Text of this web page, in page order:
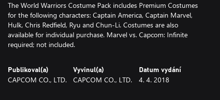
The World Warriors Costume Pack includes Premium Costumes
for the following characters: Captain America, Captain Marvel,
Hulk, Chris Redfield, Ryu and Chun-Li. Costumes are also
available for individual purchase. Marvel vs. Capcom: Infinite
required; not included.
Publikoval(a)
CAPCOM CO., LTD.
Vyvinul(a)
CAPCOM CO., LTD.
Datum vydání
4. 4. 2018